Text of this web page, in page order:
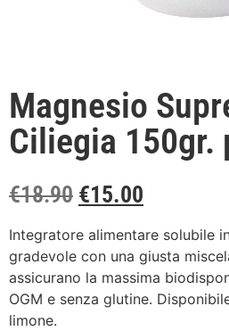
Magnesio
Ciliegia 150gr.
€18.90 €15.00
Integratore alimentare solubile
gradevole con una giusta
assicurano la massima
OGM e senza glutine.
limone.